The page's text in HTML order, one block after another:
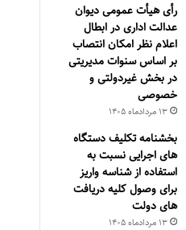
رأی هیأت عمومی دیوان
عدالت اداری در ابطال
اعلام نظر امکان انتصاب
بر اساس سنوات مدیریتی
در بخش غیردولتی و
خصوصی
۱۳ مرداد‌ماه ۱۴۰۵
بخشنامه تکلیف دستگاه
های اجرایی نسبت به
استفاده از شناسه واریز
برای وصول کلیه دریافت
های دولت
۱۳ مرداد‌ماه ۱۴۰۵